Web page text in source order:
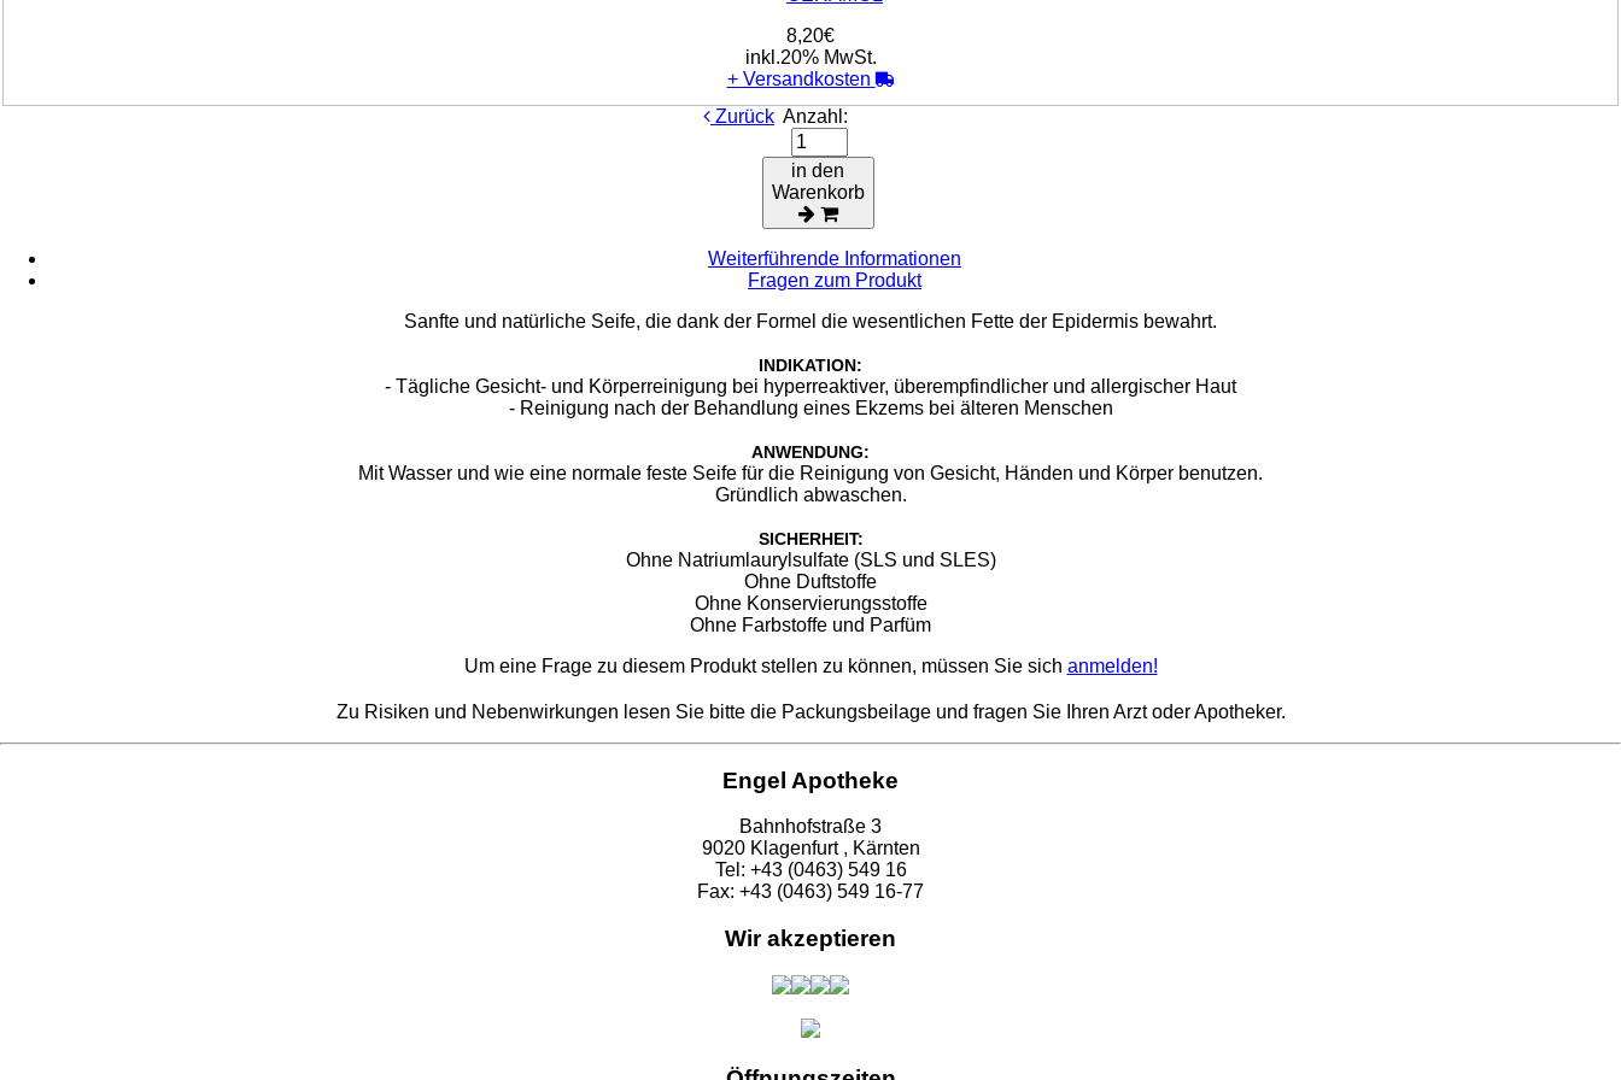
8,20€
inkl.20% MwSt.
+ Versandkosten
Zurück Anzahl:
in den
Warenkorb
Weiterführende Informationen
Fragen zum Produkt
Sanfte und natürliche Seife, die dank der Formel die wesentlichen Fette der Epidermis bewahrt.
INDIKATION:
- Tägliche Gesicht- und Körperreinigung bei hyperreaktiver, überempfindlicher und allergischer Haut
- Reinigung nach der Behandlung eines Ekzems bei älteren Menschen
ANWENDUNG:
Mit Wasser und wie eine normale feste Seife für die Reinigung von Gesicht, Händen und Körper benutzen.
Gründlich abwaschen.
SICHERHEIT:
Ohne Natriumlaurylsulfate (SLS und SLES)
Ohne Duftstoffe
Ohne Konservierungsstoffe
Ohne Farbstoffe und Parfüm
Um eine Frage zu diesem Produkt stellen zu können, müssen Sie sich anmelden!
Zu Risiken und Nebenwirkungen lesen Sie bitte die Packungsbeilage und fragen Sie Ihren Arzt oder Apotheker.
Engel Apotheke
Bahnhofstraße 3
9020 Klagenfurt , Kärnten
Tel: +43 (0463) 549 16
Fax: +43 (0463) 549 16-77
Wir akzeptieren